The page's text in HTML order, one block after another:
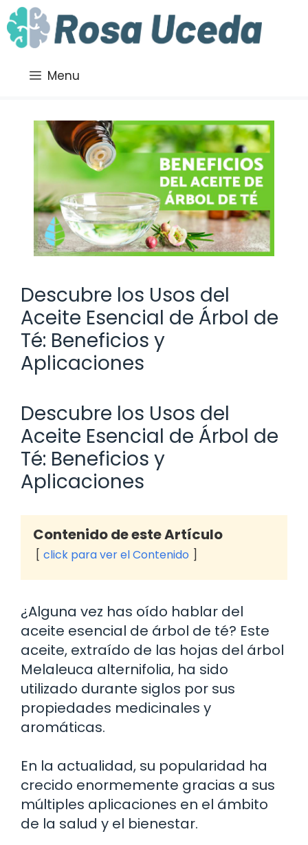
Saltar
al
contenido
Menu
Descubre los Usos del
Aceite Esencial de Árbol de
Té: Beneficios y
Aplicaciones
Descubre los Usos del
Aceite Esencial de Árbol de
Té: Beneficios y
Aplicaciones
Contenido de este Artículo
click para ver el Contenido
¿Alguna vez has oído hablar del
aceite esencial de árbol de té? Este
aceite, extraído de las hojas del árbol
Melaleuca alternifolia, ha sido
utilizado durante siglos por sus
propiedades medicinales y
aromáticas.
En la actualidad, su popularidad ha
crecido enormemente gracias a sus
múltiples aplicaciones en el ámbito
de la salud y el bienestar.